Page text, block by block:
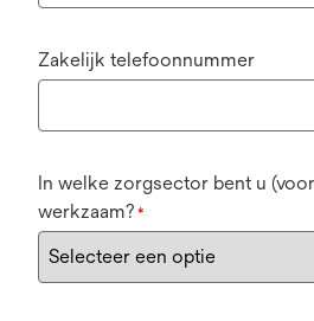
Zakelijk telefoonnummer
In welke zorgsector bent u
werkzaam? *